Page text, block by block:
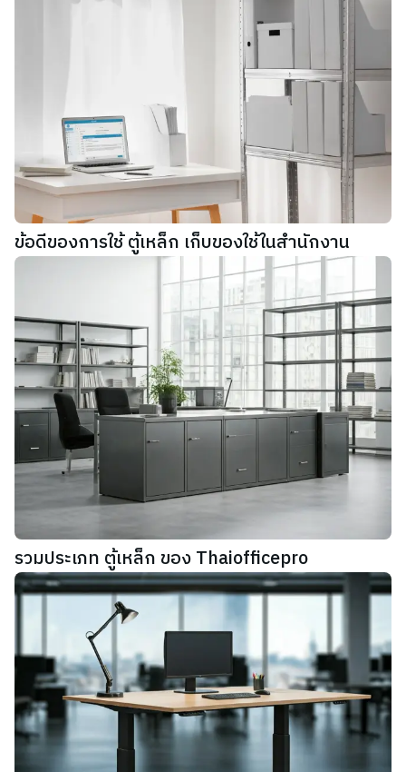
ข้อดีของการใช้ ตู้เหล็ก เก็บของใช้ในสำนักงาน
รวมประเภท ตู้เหล็ก ของ Thaiofficepro